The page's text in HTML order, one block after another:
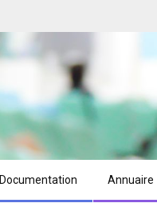
Documentation Annuaire